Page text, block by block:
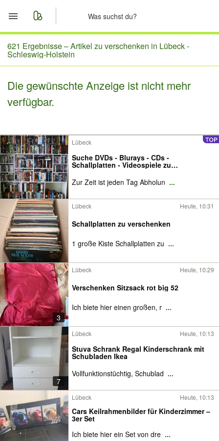
Start
Merkliste
Nachrichten
621 Ergebnisse –Artikel zu verschenken in Lübeck -
Schleswig-Holstein
Die gewünschte Anzeige ist nicht mehr
verfügbar.
Lübeck
Suche DVDs - Blurays - CDs -
Schallplatten - Videospiele zu
Zur Zeit ist jeden Tag Abholun ...
Lübeck Heute, 10:31
Schallplatten zu verschenken
1 große Kiste Schallplatten zu ...
3
Lübeck Heute, 10:29
Verschenken Sitzsack rot big 52
Ich biete hier einen großen, r ...
7
Lübeck Heute, 10:13
Stuva Schrank Regal Kinderschrank mit
Schubladen Ikea
Vollfunktionstüchtig, Schublad ...
Lübeck Heute, 10:13
Cars Keilrahmenbilder für Kinderzimmer –
3er Set
Ich biete hier ein Set von dre ...